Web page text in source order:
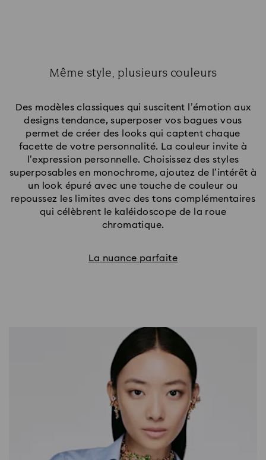
Même style, plusieurs couleurs
Des modèles classiques qui suscitent l’émotion aux
designs tendance, superposer vos bagues vous
permet de créer des looks qui captent chaque
facette de votre personnalité. La couleur invite à
l’expression personnelle. Choisissez des styles
superposables en monochrome, ajoutez de l’intérêt à
un look épuré avec une touche de couleur ou
repoussez les limites avec des tons complémentaires
qui célèbrent le kaléidoscope de la roue
chromatique.
La nuance parfaite